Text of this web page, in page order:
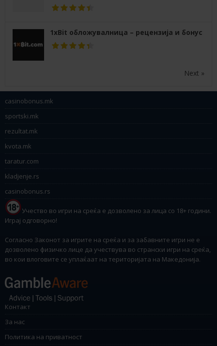
1xBit обложувалница – рецензија и бонус
Next »
casinobonus.mk
sportski.mk
rezultat.mk
kvota.mk
taratur.com
kladjenje.rs
casinobonus.rs
Учество во игри на среќа е дозволено за лица со 18+ години.
Играј одговорно!
Согласно Законот за игрите на среќа и за забавните игри не е
дозволено физичко лице да учествува во странски игри на среќа,
во кои влоговите се уплаќаат на територијата на Македонија.
Контакт
За нас
Политика на приватност